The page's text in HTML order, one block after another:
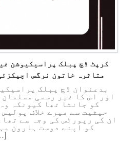
کرپٹ ڈچ پبلک پراسیکیوشن
متاثرہ خاتون نرگس
بدعنوان ڈچ پبلک
اور اس کا غیر رسمی
کو جانتا تھا کیونکہ
حیثیت سے میرے خلاف
ان کی رپورٹس کی وجہ سے
کو اپنے دوست ہارون